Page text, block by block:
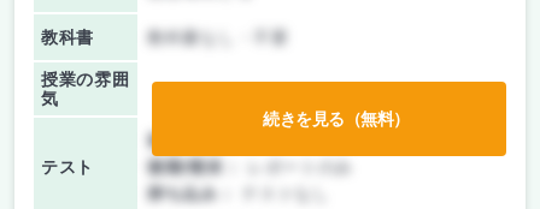
教科書 教科書なし・不要
授業の雰囲
気
テスト
前期/中間：
後期/期末：
持ち込み：
続きを見る（無料）